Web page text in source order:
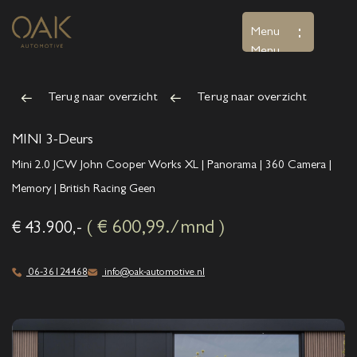
Menu
Menu
Aanbod
Contact
Terug naar overzicht Terug naar overzicht
MINI 3-Deurs
Mini 2.0 JCW John Cooper Works XL | Panorama | 360 Camera |
Memory | British Racing Geen
06-36124468 info@oak-automotive.nl
€ 43.900,- ( € 600,99./mnd )